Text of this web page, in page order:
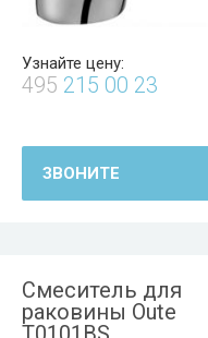
Узнайте цену:
495 215 00 23
ЗВОНИТЕ
Смеситель для
раковины Oute